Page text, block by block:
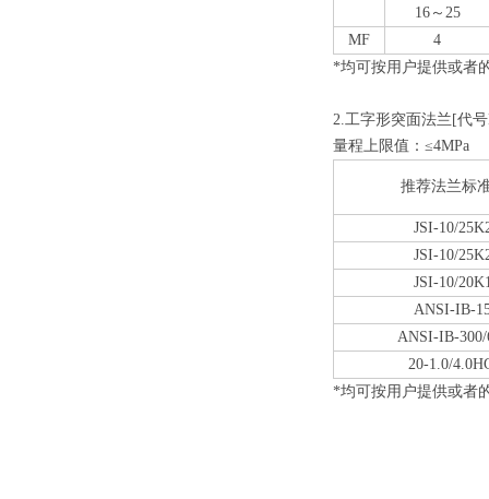
16～25
MF
4
*均可按用户提供或者
2.工字形突面法兰[代
量程上限值：≤4MPa
推荐法兰标
JSI-10/
JSI-10/
JSI-10/
ANSI-IB-
ANSI-IB-300/
20-1.0/
*均可按用户提供或者